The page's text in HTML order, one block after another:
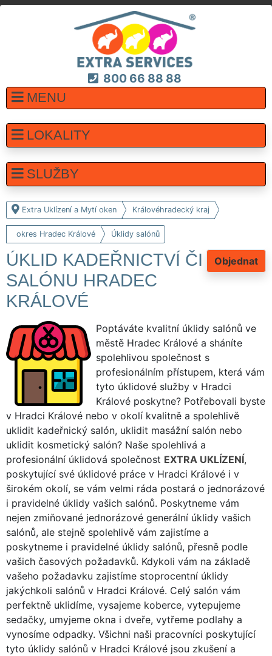
800 66 88 88
MENU
Extra Uklízení a Mytí oken Královéhradecký kraj
okres Hradec Králové Úklidy salónů
Objednat
ÚKLID KADEŘNICTVÍ ČI
SALÓNU HRADEC
KRÁLOVÉ
Poptáváte kvalitní úklidy salónů ve
městě Hradec Králové a sháníte
spolehlivou společnost s
profesionálním přístupem, která vám
tyto úklidové služby v Hradci
Králové poskytne? Potřebovali byste
v Hradci Králové nebo v okolí kvalitně a spolehlivě
uklidit kadeřnický salón, uklidit masážní salón nebo
uklidit kosmetický salón? Naše spolehlivá a
profesionální úklidová společnost EXTRA UKLÍZENÍ,
poskytující své úklidové práce v Hradci Králové i v
širokém okolí, se vám velmi ráda postará o jednorázové
i pravidelné úklidy vašich salónů. Poskytneme vám
nejen zmiňované jednorázové generální úklidy vašich
salónů, ale stejně spolehlivě vám zajistíme a
poskytneme i pravidelné úklidy salónů, přesně podle
vašich časových požadavků. Kdykoli vám na základě
vašeho požadavku zajistíme stoprocentní úklidy
jakýchkoli salónů v Hradci Králové. Celý salón vám
perfektně uklidíme, vysajeme koberce, vytepujeme
sedačky, umyjeme okna i dveře, vytřeme podlahy a
vynosíme odpadky. Všichni naši pracovníci poskytující
tyto úklidy salónů v Hradci Králové jsou zkušení a
LOKALITY
SLUŽBY